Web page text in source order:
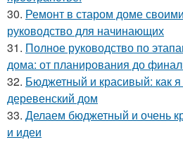
30. Ремонт в старом доме
руководство для начинающих
31. Полное руководство по
дома: от планирования до
32. Бюджетный и красивый: как
деревенский дом
33. Делаем бюджетный и очень
и идеи